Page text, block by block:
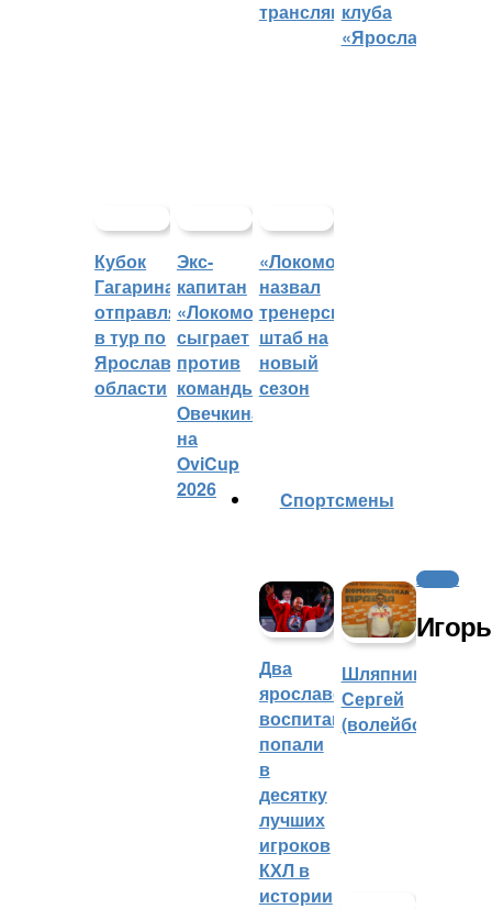
трансляцийклуба
«Ярославич»
Кубок
Гагарина
отправляется
в тур по
Ярославской
области
Экс-
капитан
«Локомотива»
сыграет
против
команды
Овечкина
на
OviCup
2026
«Локомотив»
назвал
тренерский
штаб на
новый
сезон
Cпортсмены
Два
ярославских
воспитанника
попали
в
десятку
лучших
игроков
КХЛ в
истории
Шляпников
Сергей
(волейбол)
Хоккей
Игорь